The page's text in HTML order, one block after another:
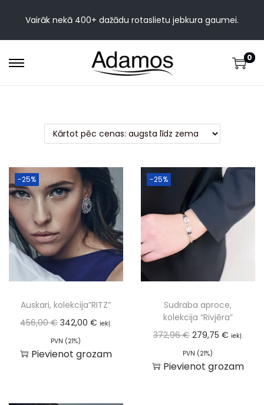
Vairāk nekā 400+ dažādu rotaslietu jebkura gaumei.
0
-25%
Auskari, kolekcija”RITZ”
456,00€ 342,00€ iekļ.
PVN (21%)
Pievienot grozam
-25%
Sudraba aproce,
kolekcija “Rivjēra”
372,96€ 279,75 € iekļ.
PVN (21%)
Pievienot grozam